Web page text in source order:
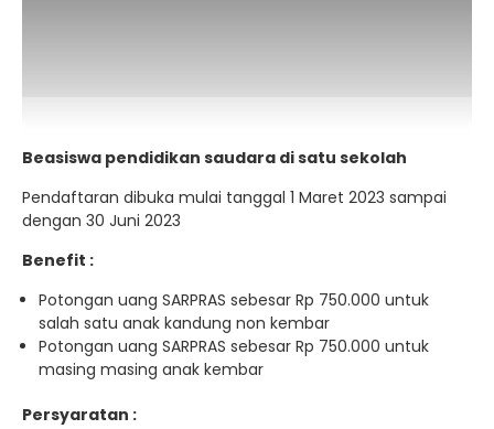
Beasiswa pendidikan saudara di satu sekolah
Pendaftaran dibuka mulai tanggal 1 Maret 2023 sampai
dengan 30 Juni 2023
Benefit :
Potongan uang SARPRAS sebesar Rp 750.000 untuk
salah satu anak kandung non kembar
Potongan uang SARPRAS sebesar Rp 750.000 untuk
masing masing anak kembar
Persyaratan :